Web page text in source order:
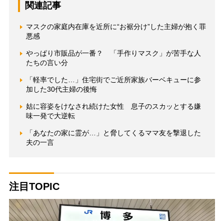
関連記事
マスクの家庭内在庫を近所に“お裾分け”した主婦が抱く罪
悪感
やっぱり市販品が一番？ 「手作りマスク」が苦手な人
たちの言い分
「軽率でした…」住宅街でご近所家族バーベキューに参
加した30代主婦の後悔
姑に容姿をけなされ続けた女性 息子のスカッとする嫌
味一発で大逆転
「あなたの家に霊が…」と脅してくるママ友を撃退した
夫の一言
注目TOPIC